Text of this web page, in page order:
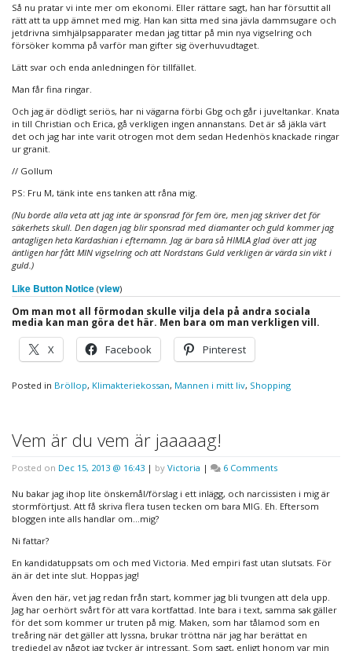
Så nu pratar vi inte mer om ekonomi. Eller rättare sagt, han har försuttit all
rätt att ta upp ämnet med mig. Han kan sitta med sina jävla dammsugare och
jetdrivna simhjälpsapparater medan jag tittar på min nya vigselring och
försöker komma på varför man gifter sig överhuvudtaget.
Lätt svar och enda anledningen för tillfället.
Man får fina ringar.
Och jag är dödligt seriös, har ni vägarna förbi Gbg och går i juveltankar. Knata
in till Christian och Erica, gå verkligen ingen annanstans. Det är så jäkla värt
det och jag har inte varit otrogen mot dem sedan Hedenhös knackade ringar
ur granit.
// Gollum
PS: Fru M, tänk inte ens tanken att råna mig.
(Nu borde alla veta att jag inte är sponsrad för fem öre, men jag skriver det för
säkerhets skull. Den dagen jag blir sponsrad med diamanter och guld kommer jag
antagligen heta Kardashian i efternamn. Jag är bara så HIMLA glad över att jag
äntligen har fått MIN vigselring och att Nordstans Guld verkligen är värda sin vikt i
guld.)
Like Button Notice (view)
Om man mot all förmodan skulle vilja dela på andra sociala
media kan man göra det här. Men bara om man verkligen vill.
X Facebook Pinterest
Posted in Bröllop, Klimakteriekossan, Mannen i mitt liv, Shopping
Vem är du vem är jaaaaag!
Posted on Dec 15, 2013 @ 16:43 | by Victoria | 6 Commentson
är
du
Nu bakar jag ihop lite önskemål/förslag i ett inlägg, och narcissisten i mig är
stormförtjust. Att få skriva flera tusen tecken om bara MIG. Eh. Eftersom
bloggen inte alls handlar om…mig?
Ni fattar?
En kandidatuppsats om och med Victoria. Med empiri fast utan slutsats. För
än är det inte slut. Hoppas jag!
Även den här, vet jag redan från start, kommer jag bli tvungen att dela upp.
Jag har oerhört svårt för att vara kortfattad. Inte bara i text, samma sak gäller
för det som kommer ur truten på mig. Maken, som har tålamod som en
treåring när det gäller att lyssna, brukar tröttna när jag har berättat en
tredjedel av något jag tycker är intressant. Som sagt, enligt honom var min